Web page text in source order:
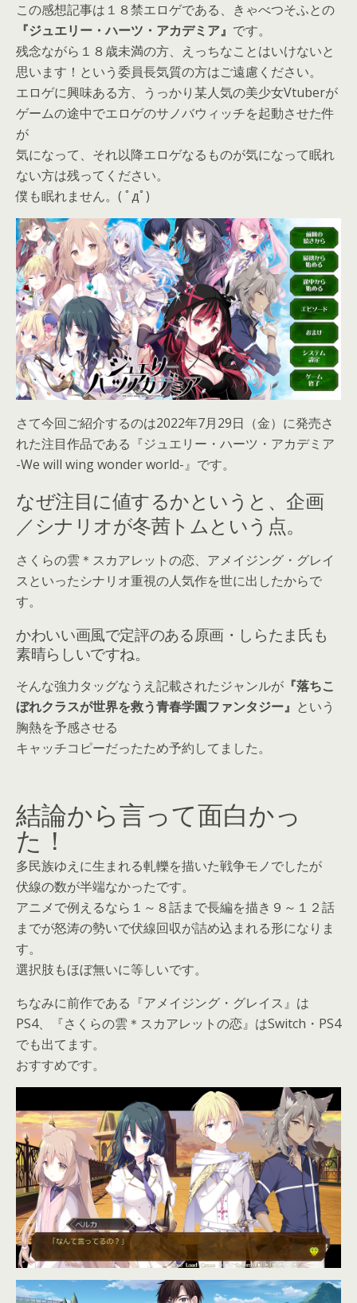
この感想記事は１８禁エロゲである、きゃべつそふとの
『ジュエリー・ハーツ・アカデミア』 です。
残念ながら１８歳未満の方、えっちなことはいけないと
思います！という委員長気質の方はご遠慮ください。
エロゲに興味ある方、うっかり某人気の美少女Vtuberが
ゲームの途中でエロゲのサノバウィッチを起動させた件
が
気になって、それ以降エロゲなるものが気になって眠れ
ない方は残ってください。
僕も眠れません。( ﾟдﾟ)
さて今回ご紹介するのは2022年7月29日（金）に発売さ
れた注目作品である『ジュエリー・ハーツ・アカデミア
-We will wing wonder world-』です。
なぜ注目に値するかというと、企画
／シナリオが冬茜トムという点。
さくらの雲＊スカアレットの恋、アメイジング・グレイ
スといったシナリオ重視の人気作を世に出したからで
す。
かわいい画風で定評のある原画・しらたま氏も
素晴らしいですね。
そんな強力タッグなうえ記載されたジャンルが 『落ちこ
ぼれクラスが世界を救う青春学園ファンタジー』 という
胸熱を予感させる
キャッチコピーだったため予約してました。
結論から言って面白かっ
た！
多民族ゆえに生まれる軋轢を描いた戦争モノでしたが
伏線の数が半端なかったです。
アニメで例えるなら１～８話まで長編を描き９～１２話
までが怒涛の勢いで伏線回収が詰め込まれる形になりま
す。
選択肢もほぼ無いに等しいです。
ちなみに前作である『アメイジング・グレイス』は
PS4、『さくらの雲＊スカアレットの恋』はSwitch・PS4
でも出てます。
おすすめです。